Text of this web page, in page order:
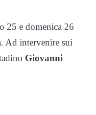
25 e domenica 26
Ad intervenire sui
Giovanni